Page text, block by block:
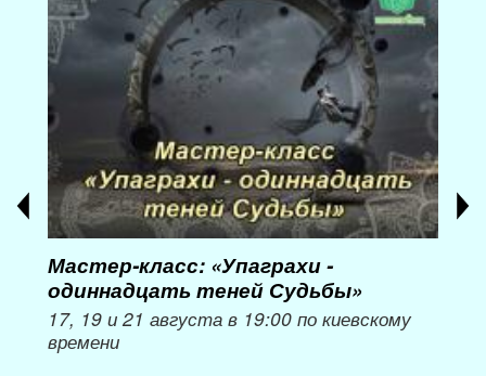
Мастер-класс: «Упаграхи -
одиннадцать теней Судьбы»
17, 19 и 21 августа в 19:00 по киевскому
времени